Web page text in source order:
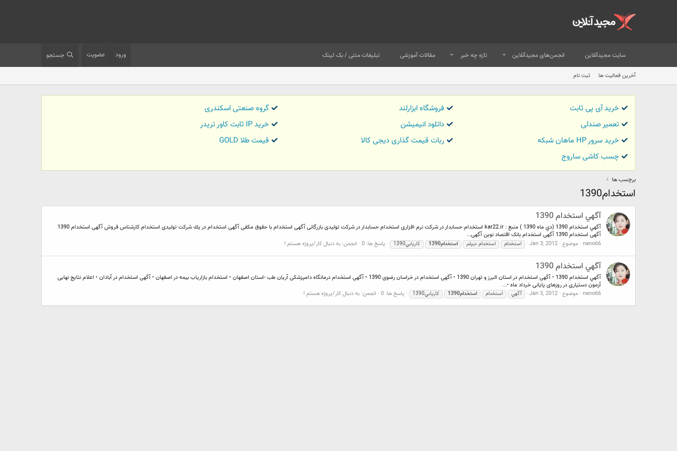
سایت مجیدآنلاین انجمن‌های مجیدآنلاین تازه چه خبر مقالات آموزشی تبلیغات متنی / بک لینک ورود عضویت جستجو
آخرین فعالیت ها ثبت نام
خرید آی پی ثابت فروشگاه ابزارلند
گروه صنعتی اسکندری
تعمیر صندلی
داتلود انیمیشن
خرید IP ثابت کاور تریدر
خرید سرور HP ماهان شبکه
ربات قیمت گذاری دیجی کالا
قیمت طلا GOLD
چسب کاشی ساروج
برچسب ها
استخدام1390
آگهي استخدام 1390
آگهي استخدام 1390 (دي ماه 1390 ) منبع : kar22.ir استخدام حسابدار در شركت نرم افزاری استخدام حسابدار در شركت تولیدی بازرگانی آگهی استخدام با حقوق مكفی آگهی استخدام در یك شركت تولیدی استخدام كارشناس فروش آگهی استخدام 1390
آگهی استخدام 1390 آگهی استخدام بانک اقتصاد نوین آگهی...
nano66 موضوع Jan 3, 2012 استخدام استخدام ديپلم استخدام1390 كاريابي1390 پاسخ ها: 0 انجمن: به دنبال کار/پروژه هستم !
آگهي استخدام 1390
آگهي استخدام 1390 • آگهی استخدام در استان البرز و تهران 1390 • آگهی استخدام در خراسان رضوی 1390 • آگهی استخدام درمانگاه دامپزشكی آریان طب -استان اصفهان • استخدام بازاریاب بیمه در اصفهان • آگهی استخدام در آبادان • اعلام نتایج نهایی
آزمون دستیاری در روزهای پایانی خرداد ماه •...
nano66 موضوع Jan 3, 2012 آگهي استخدام استخدام1390 كاريابي1390 پاسخ ها: 0 انجمن: به دنبال کار/پروژه هستم !